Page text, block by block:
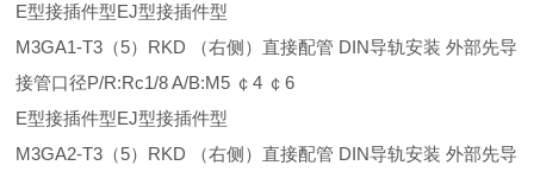
E型接插件型EJ型接插件型
M3GA1-T3（5）RKD （右侧）直接配管 DIN导轨安装 外部先导
接管口径P/R:Rc1/8 A/B:M5 ￠4 ￠6
E型接插件型EJ型接插件型
M3GA2-T3（5）RKD （右侧）直接配管 DIN导轨安装 外部先导